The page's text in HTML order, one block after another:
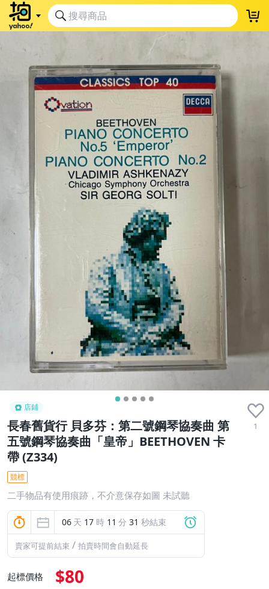
店鋪
長春舊貨行 貝多芬：第二號鋼琴協奏曲 第
五號鋼琴協奏曲「皇帝」BEETHOVEN 卡
帶 (Z334)
1
競標
二手物品有使用痕跡，不介意保存如圖 未試聽
06 天 17 時 11 分 30 秒結束
賣家可提前結束 / 拍賣時間會自動延長
起標價格 $80